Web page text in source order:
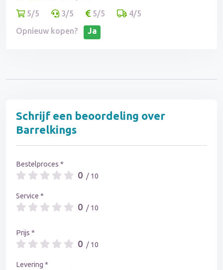
5/5
3/5 5/5
4/5
Opnieuw kopen?
Ja
Schrijf een beoordeling over
Barrelkings
Bestelproces *
0 / 10
Service *
0 / 10
Prijs *
0 / 10
Levering *